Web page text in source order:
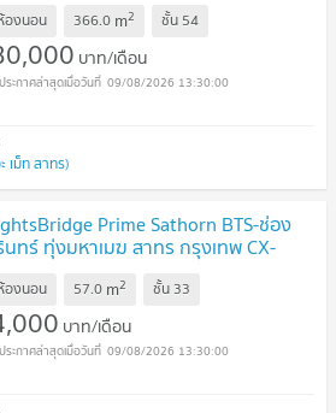
องนอน 366.0 m2 ชั้น 54
บาท/เดือน
09/08/2026 13:30:00
เม็ท สาทร)
Prime Sathorn BTS-ช่อง
ทร์ ทุ่งมหาเมฆ สาทร กรุงเทพ CX-
ตอบทันที ทีมงานมืออาชีพ
องนอน 57.0 m2 ชั้น 33
บาท/เดือน
09/08/2026 13:30:00